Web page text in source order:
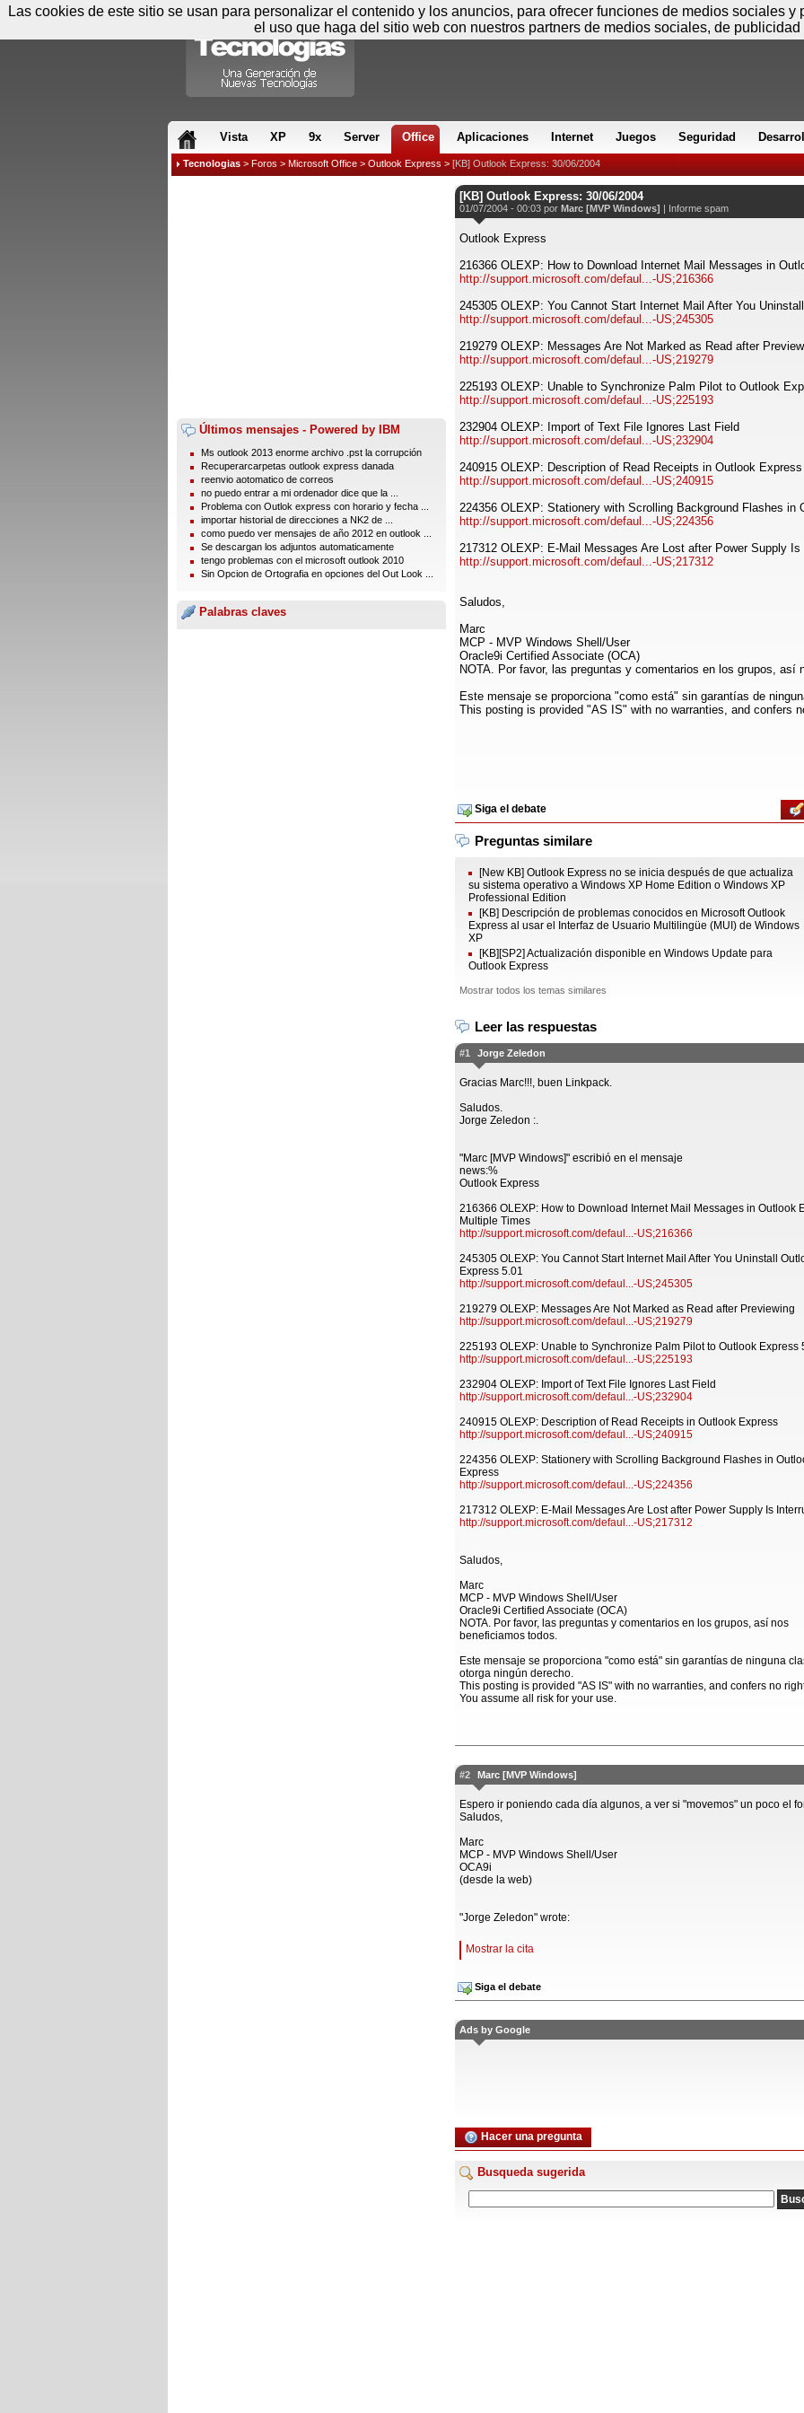
Vista XP 9x Server Office Aplicaciones Internet Juegos Seguridad
Tecnologias > Foros > Microsoft Office > Outlook Express > [KB] Outlook Express: 30/06/2004
Últimos mensajes - Powered by IBM
Ms outlook 2013 enorme archivo .pst la corrupción
Recuperarcarpetas outlook express danada
reenvio aotomatico de correos
no puedo entrar a mi ordenador dice que la ...
Problema con Outlok express con horario y fecha ...
importar historial de direcciones a NK2 de ...
como puedo ver mensajes de año 2012 en outlook ...
Se descargan los adjuntos automaticamente
tengo problemas con el microsoft outlook 2010
Sin Opcion de Ortografia en opciones del Out Look ...
Palabras claves
[KB] Outlook Express: 30/06/2004
01/07/2004 - 00:03 por Marc [MVP Windows] | Informe spam
Outlook Express
216366 OLEXP: How to Download Internet Mail Messages in
http://support.microsoft.com/defaul...-US;216366
245305 OLEXP: You Cannot Start Internet Mail After You
http://support.microsoft.com/defaul...-US;245305
219279 OLEXP: Messages Are Not Marked as Read after
http://support.microsoft.com/defaul...-US;219279
225193 OLEXP: Unable to Synchronize Palm Pilot to Outlook
http://support.microsoft.com/defaul...-US;225193
232904 OLEXP: Import of Text File Ignores Last Field
http://support.microsoft.com/defaul...-US;232904
240915 OLEXP: Description of Read Receipts in Outlook Express
http://support.microsoft.com/defaul...-US;240915
224356 OLEXP: Stationery with Scrolling Background Flashes in
http://support.microsoft.com/defaul...-US;224356
217312 OLEXP: E-Mail Messages Are Lost after Power Supply Is
http://support.microsoft.com/defaul...-US;217312
Saludos,
Marc
MCP - MVP Windows Shell/User
Oracle9i Certified Associate (OCA)
NOTA. Por favor, las preguntas y comentarios en los grupos, así
Este mensaje se proporciona "como está" sin garantías de
This posting is provided "AS IS" with no warranties, and confers
Siga el debate
Preguntas similare
[New KB] Outlook Express no se inicia después de que actualiza
su sistema operativo a Windows XP Home Edition o Windows XP
Professional Edition
[KB] Descripción de problemas conocidos en Microsoft Outlook
Express al usar el Interfaz de Usuario Multilingüe (MUI) de Windows
XP
[KB][SP2] Actualización disponible en Windows Update para
Outlook Express
Mostrar todos los temas similares
Leer las respuestas
#1 Jorge Zeledon
Gracias Marc!!!, buen Linkpack.
Saludos.
Jorge Zeledon :.
"Marc [MVP Windows]" escribió en el mensaje
news:%
Outlook Express
216366 OLEXP: How to Download Internet Mail Messages in Outlook
Multiple Times
http://support.microsoft.com/defaul...-US;216366
245305 OLEXP: You Cannot Start Internet Mail After You Uninstall
Express 5.01
http://support.microsoft.com/defaul...-US;245305
219279 OLEXP: Messages Are Not Marked as Read after Previewing
http://support.microsoft.com/defaul...-US;219279
225193 OLEXP: Unable to Synchronize Palm Pilot to Outlook Express
http://support.microsoft.com/defaul...-US;225193
232904 OLEXP: Import of Text File Ignores Last Field
http://support.microsoft.com/defaul...-US;232904
240915 OLEXP: Description of Read Receipts in Outlook Express
http://support.microsoft.com/defaul...-US;240915
224356 OLEXP: Stationery with Scrolling Background Flashes in
Express
http://support.microsoft.com/defaul...-US;224356
217312 OLEXP: E-Mail Messages Are Lost after Power Supply Is
http://support.microsoft.com/defaul...-US;217312
Saludos,
Marc
MCP - MVP Windows Shell/User
Oracle9i Certified Associate (OCA)
NOTA. Por favor, las preguntas y comentarios en los grupos, así nos
beneficiamos todos.
Este mensaje se proporciona "como está" sin garantías de ninguna
otorga ningún derecho.
This posting is provided "AS IS" with no warranties, and confers no
You assume all risk for your use.
#2 Marc [MVP Windows]
Espero ir poniendo cada día algunos, a ver si "movemos" un poco el
Saludos,
Marc
MCP - MVP Windows Shell/User
OCA9i
(desde la web)
"Jorge Zeledon" wrote:
Mostrar la cita
Siga el debate
Ads by Google
Hacer una pregunta
Busqueda sugerida
Las cookies de este sitio se usan para personalizar el contenido y los anuncios, para ofrecer funciones de medios sociales
el uso que haga del sitio web con nuestros partners de medios sociales, de